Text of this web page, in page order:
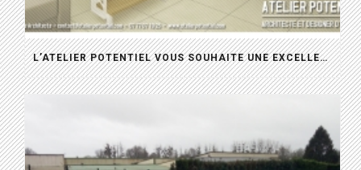
L’ATELIER POTENTIEL VOUS SOUHAITE UNE EXCELLENTE ANNÉE 2024